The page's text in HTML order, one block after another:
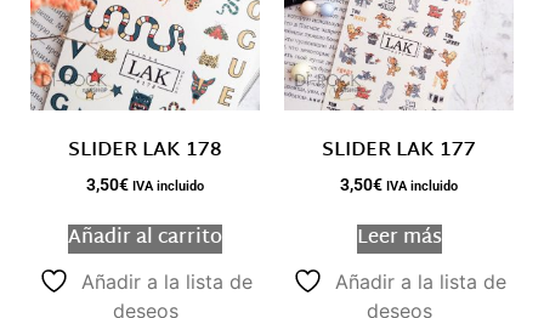
SLIDER LAK 178
3,50€ IVA incluido
Añadir al carrito
Añadir a la lista de
deseos
SLIDER LAK 177
3,50€ IVA incluido
Leer más
Añadir a la lista de
deseos